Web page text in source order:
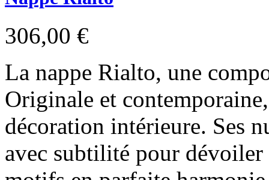
306,00 €
La nappe Rialto, une
Originale et
décoration intérieure. Ses
avec subtilité pour